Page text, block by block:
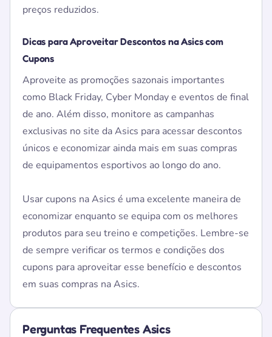
preços reduzidos.
Dicas para Aproveitar Descontos na Asics com
Cupons
Aproveite as promoções sazonais importantes
como Black Friday, Cyber Monday e eventos de final
de ano. Além disso, monitore as campanhas
exclusivas no site da Asics para acessar descontos
únicos e economizar ainda mais em suas compras
de equipamentos esportivos ao longo do ano.
Usar cupons na Asics é uma excelente maneira de
economizar enquanto se equipa com os melhores
produtos para seu treino e competições. Lembre-se
de sempre verificar os termos e condições dos
cupons para aproveitar esse benefício e descontos
em suas compras na Asics.
Perguntas Frequentes Asics